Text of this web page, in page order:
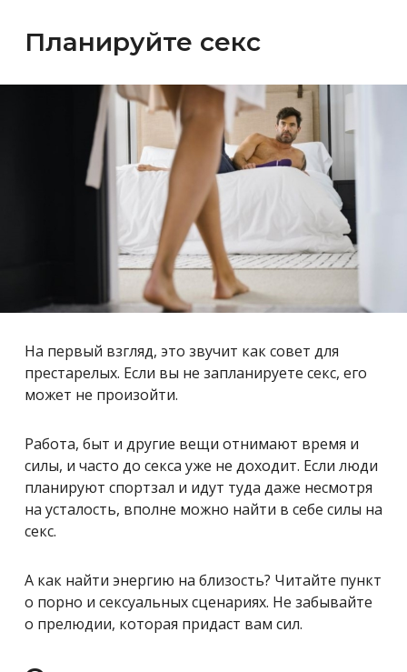
Планируйте секс
На первый взгляд, это звучит как совет для
престарелых. Если вы не запланируете секс, его
может не произойти.
Работа, быт и другие вещи отнимают время и
силы, и часто до секса уже не доходит. Если люди
планируют спортзал и идут туда даже несмотря
на усталость, вполне можно найти в себе силы на
секс.
А как найти энергию на близость? Читайте пункт
о порно и сексуальных сценариях. Не забывайте
о прелюдии, которая придаст вам сил.